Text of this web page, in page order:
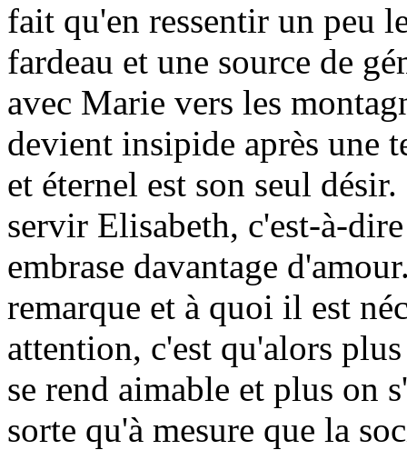
fait qu'en ressentir un peu
fardeau et une source de
avec Marie vers les
devient insipide après une
et éternel est son seul
servir Elisabeth, c'est-à-
embrase davantage
remarque et à quoi il est
attention, c'est qu'alors
se rend aimable et plus on
sorte qu'à mesure que la